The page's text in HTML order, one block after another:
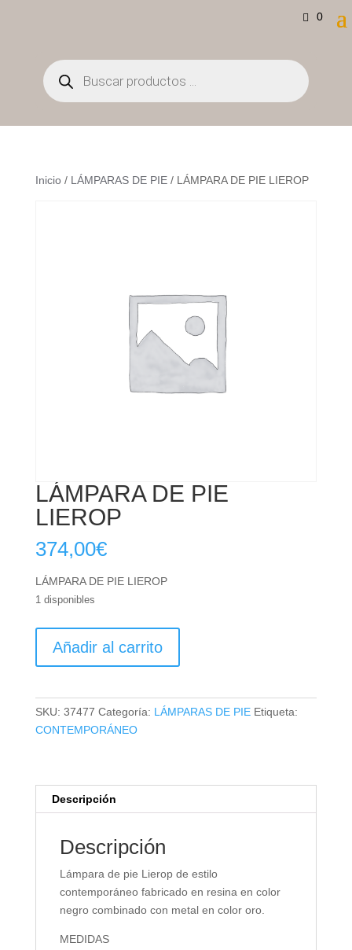
0
Búsqueda
de
productos
Inicio/ LÁMPARAS DE PIE/ LÁMPARA DE PIE LIEROP
LÁMPARA DE PIE
LIEROP
374,00€
LÁMPARA DE PIE LIEROP
1 disponibles
cantidad
Añadir al carrito
SKU: 37477 Categoría: LÁMPARAS DE PIE Etiqueta:
CONTEMPORÁNEO
Descripción
Descripción
Lámpara de pie Lierop de estilo
contemporáneo fabricado en resina en color
negro combinado con metal en color oro.
MEDIDAS